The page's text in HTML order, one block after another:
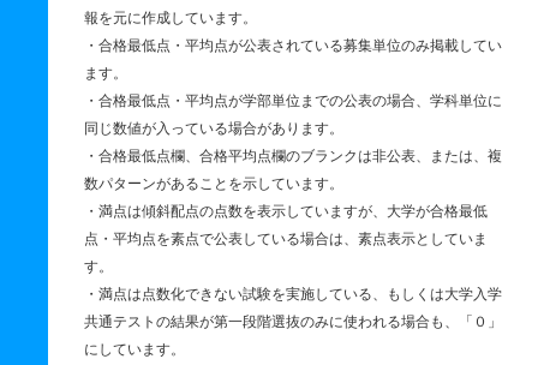
報を元に作成しています。
・合格最低点・平均点が公表されている募集単位のみ掲載してい
ます。
・合格最低点・平均点が学部単位までの公表の場合、学科単位に
同じ数値が入っている場合があります。
・合格最低点欄、合格平均点欄のブランクは非公表、または、複
数パターンがあることを示しています。
・満点は傾斜配点の点数を表示していますが、大学が合格最低
点・平均点を素点で公表している場合は、素点表示としていま
す。
・満点は点数化できない試験を実施している、もしくは大学入学
共通テストの結果が第一段階選抜のみに使われる場合も、「０」
にしています。